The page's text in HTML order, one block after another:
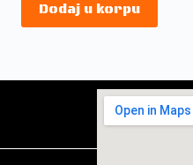
Dodaj u korpu